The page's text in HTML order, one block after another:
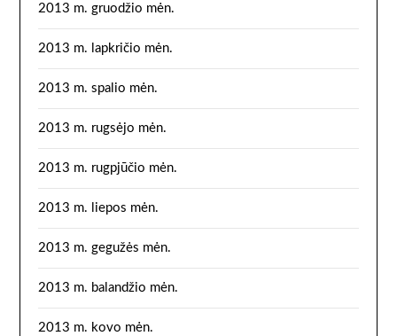
2013 m. gruodžio mėn.
2013 m. lapkričio mėn.
2013 m. spalio mėn.
2013 m. rugsėjo mėn.
2013 m. rugpjūčio mėn.
2013 m. liepos mėn.
2013 m. gegužės mėn.
2013 m. balandžio mėn.
2013 m. kovo mėn.